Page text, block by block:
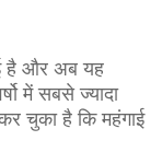
है और अब यह
में सबसे ज्यादा
चुका है कि महंगाई